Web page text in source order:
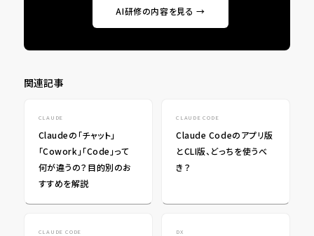
AI研修の内容を見る →
関連記事
CLAUDE
Claudeの「チャット」
「Cowork」「Code」って
何が違うの？目的別のお
すすめを解説
CLAUDE CODE
Claude Codeのアプリ版
とCLI版、どっちを使うべ
き？
CLAUDE CODE DX